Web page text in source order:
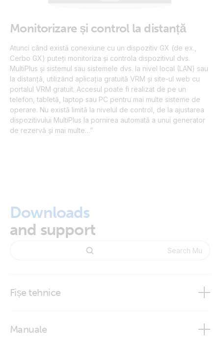
Monitorizare și control la distanță
Atunci când există conexiune cu un dispozitiv GX (de ex.,
Cerbo GX) puteți monitoriza și controla dispozitivul dvs.
MultiPlus și sistemul sau sistemele dvs. la nivel local (LAN) sau
la distanță, utilizând aplicația gratuită VRM și site-ul web cu
portalul VRM gratuit. Accesul poate fi realizat de pe un
telefon, tabletă, laptop sau PC pentru mai multe sisteme de
operare. Nu există limită la nivelul de control, de la ajustarea
dispozitivului MultiPlus la pornirea automată a unui generator
de rezervă și mai multe…”
Downloads
and support
Fișe tehnice
Manuale